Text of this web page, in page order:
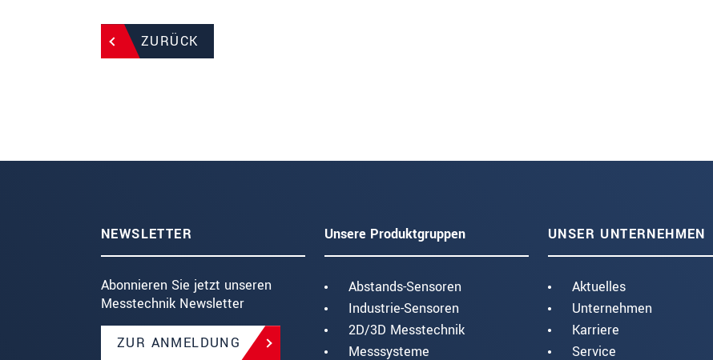
ZURÜCK
NEWSLETTER
Abonnieren Sie jetzt unseren
Messtechnik Newsletter
ZUR ANMELDUNG
Unsere Produktgruppen
Abstands-Sensoren
Industrie-Sensoren
2D/3D Messtechnik
Messsysteme
UNSER UNTERNEHMEN
Aktuelles
Unternehmen
Karriere
Service